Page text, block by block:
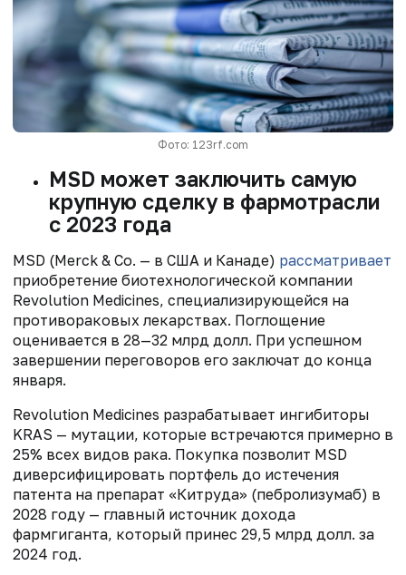
Фото: 123rf.com
MSD может заключить самую
крупную сделку в фармотрасли
с 2023 года
MSD (Merck & Co. — в США и Канаде) рассматривает
приобретение биотехнологической компании
Revolution Medicines, специализирующейся на
противораковых лекарствах. Поглощение
оценивается в 28—32 млрд долл. При успешном
завершении переговоров его заключат до конца
января.
Revolution Medicines разрабатывает ингибиторы
KRAS — мутации, которые встречаются примерно в
25% всех видов рака. Покупка позволит MSD
диверсифицировать портфель до истечения
патента на препарат «Китруда» (пебролизумаб) в
2028 году — главный источник дохода
фармгиганта, который принес 29,5 млрд долл. за
2024 год.